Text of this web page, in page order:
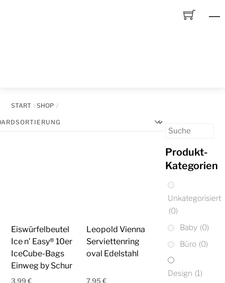
START SHOP
Eiswürfelbeutel
Ice n’ Easy® 10er
IceCube-Bags
Einweg by Schur
3,99€
Leopold Vienna
Serviettenring
oval Edelstahl
7,95€
Produkt-
Kategorien
Unkategorisiert
(0)
Baby (0)
Büro (0)
Design (1)